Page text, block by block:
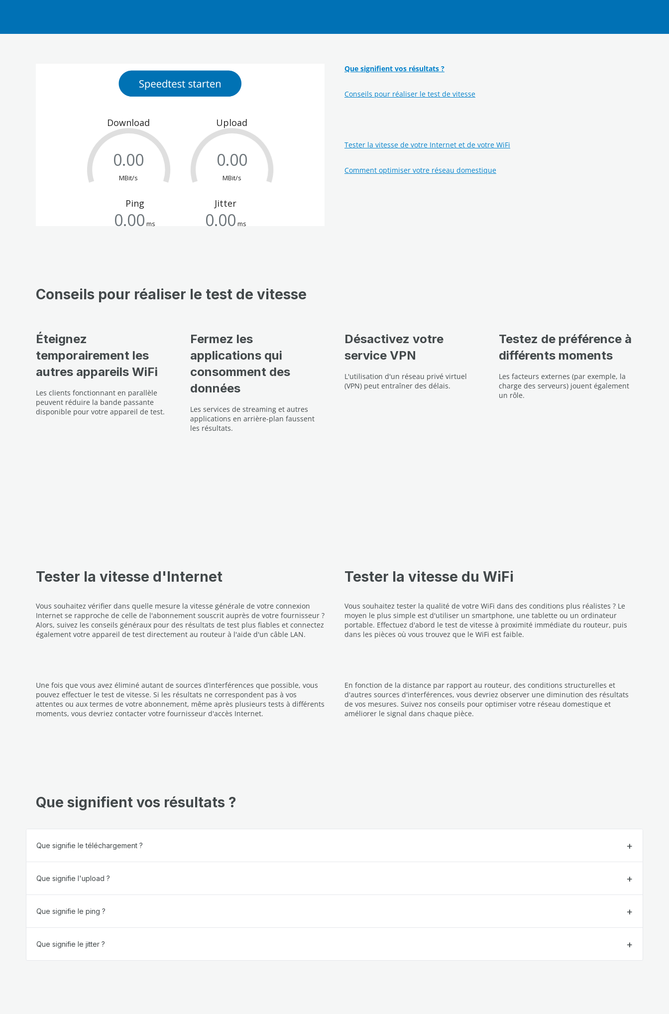
Que signifient vos résultats ?
Conseils pour réaliser le test de vitesse
Tester la vitesse de votre Internet et de votre WiFi
Comment optimiser votre réseau domestique
Conseils pour réaliser le test de vitesse
Éteignez
temporairement les
autres appareils WiFi
Les clients fonctionnant en parallèle
peuvent réduire la bande passante
disponible pour votre appareil de test.
Fermez les
applications qui
consomment des
données
Les services de streaming et autres
applications en arrière-plan faussent
les résultats.
Désactivez votre
service VPN
L'utilisation d'un réseau privé virtuel
(VPN) peut entraîner des délais.
Testez de préférence à
différents moments
Les facteurs externes (par exemple, la
charge des serveurs) jouent également
un rôle.
Tester la vitesse d'Internet
Vous souhaitez vérifier dans quelle mesure la vitesse générale de votre connexion
Internet se rapproche de celle de l'abonnement souscrit auprès de votre fournisseur ?
Alors, suivez les conseils généraux pour des résultats de test plus fiables et connectez
également votre appareil de test directement au routeur à l'aide d'un câble LAN.
Une fois que vous avez éliminé autant de sources d’interférences que possible, vous
pouvez effectuer le test de vitesse. Si les résultats ne correspondent pas à vos
attentes ou aux termes de votre abonnement, même après plusieurs tests à différents
moments, vous devriez contacter votre fournisseur d'accès Internet.
Tester la vitesse du WiFi
Vous souhaitez tester la qualité de votre WiFi dans des conditions plus réalistes ? Le
moyen le plus simple est d'utiliser un smartphone, une tablette ou un ordinateur
portable. Effectuez d'abord le test de vitesse à proximité immédiate du routeur, puis
dans les pièces où vous trouvez que le WiFi est faible.
En fonction de la distance par rapport au routeur, des conditions structurelles et
d'autres sources d'interférences, vous devriez observer une diminution des résultats
de vos mesures. Suivez nos conseils pour optimiser votre réseau domestique et
améliorer le signal dans chaque pièce.
Que signifient vos résultats ?
Que signifie le téléchargement ?
Que signifie l'upload ?
Que signifie le ping ?
Que signifie le jitter ?